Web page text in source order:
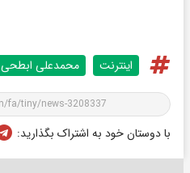
اینترنت محمدعلی ابطحی
با دوستان خود به اشتراک بگذارید: